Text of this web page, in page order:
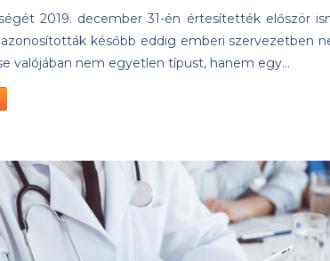
2019. december 31-én értesítették először
később eddig emberi szervezetben
valójában nem egyetlen típust, hanem egy…